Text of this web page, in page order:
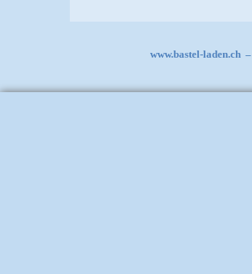
www.bastel-laden.ch –